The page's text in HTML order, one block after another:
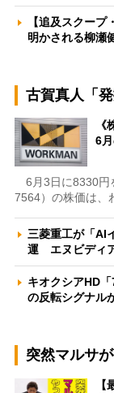
【追及スクー
明かされる柳瀬
古賀真人「
6
6月3日に8330円
7564）の株価は、
三菱重工が「AI
運 エヌビディ
キオクシアHD
の反転シグナ
突然マルサ